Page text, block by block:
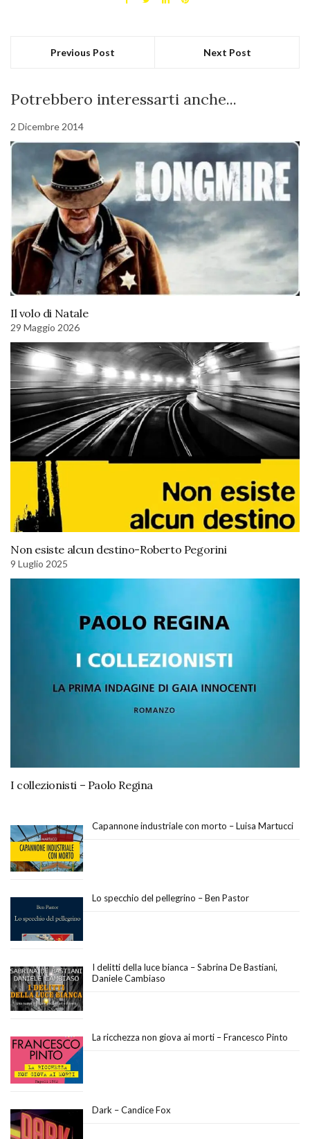
Previous Post Next Post
Potrebbero interessarti anche...
2 Dicembre 2014
Il volo di Natale
29 Maggio 2026
Non esiste alcun destino-Roberto Pegorini
9 Luglio 2025
I collezionisti – Paolo Regina
Capannone industriale con morto – Luisa Martucci
Lo specchio del pellegrino – Ben Pastor
I delitti della luce bianca – Sabrina De Bastiani,
Daniele Cambiaso
La ricchezza non giova ai morti – Francesco Pinto
Dark – Candice Fox